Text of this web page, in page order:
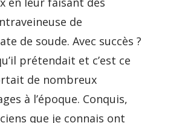
de
de soude. Avec succès ?
prétendait et c’est ce
de nombreux
à l’époque. Conquis,
que je connais ont